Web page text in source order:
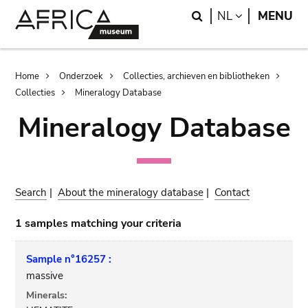
Search
NL LANGUAGE
MENU
Breadcrumb
Home Onderzoek
Collecties, archieven en bibliotheken
Collecties
Mineralogy Database
Mineralogy Database
Search |About the mineralogy database | Contact
1 samples matching your criteria
Sample n°16257 :
massive
Minerals: